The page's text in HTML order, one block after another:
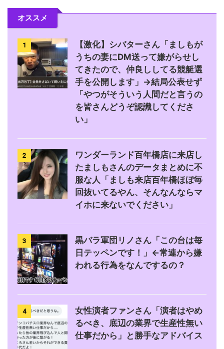
オススメ
1
【激化】シバターさん「ましもが
うちの妻にDM送って嫌がらせし
てきたので、仲良ししてる競艇選
手を公開します」→結局公表せず
「やつがそういう人間だと言うの
を皆さんどうぞ認識してくださ
い」
2
ワンダーランド百年橋店に来店し
たましもさんのデータまとめに不
服な人「ましも来店百年橋ほぼ毎
回抜いてるやん、そんなんならマ
イホに来ないでください」
3
黒バラ軍団リノさん「この台は毎
日テッペンです！」←常連から嫌
われる行為をなんでするの？
4
女性演者ファンさん「演者はやめ
るべき、底辺の業界で生産性無い
仕事だから」と勝手なアドバイス